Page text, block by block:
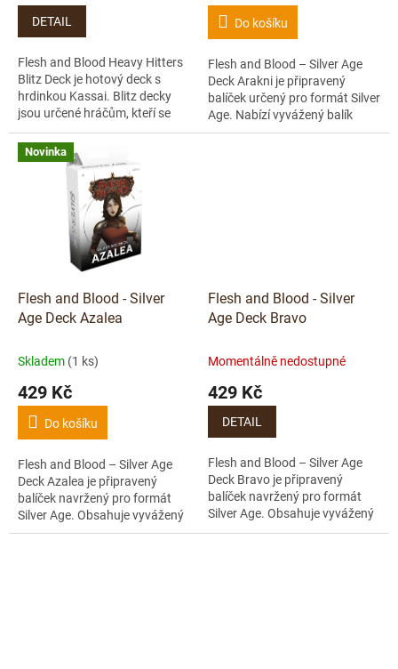
DETAIL
Flesh and Blood Heavy Hitters
Blitz Deck je hotový deck s
hrdinkou Kassai. Blitz decky
jsou určené hráčům, kteří se
chtějí s hrou Flesh and Blood
seznámit. Každý Blitz deck...
Do košíku
Flesh and Blood – Silver Age
Deck Arakni je připravený
balíček určený pro formát Silver
Age. Nabízí vyvážený balík
karet, se kterým můžeš začít
Novinka
Flesh and Blood - Silver
Age Deck Azalea
Skladem (1 ks)
429 Kč
Do košíku
Flesh and Blood – Silver Age
Deck Azalea je připravený
balíček navržený pro formát
Silver Age. Obsahuje vyvážený
balík karet, se kterým můžeš
Flesh and Blood - Silver
Age Deck Bravo
Momentálně nedostupné
429 Kč
DETAIL
Flesh and Blood – Silver Age
Deck Bravo je připravený
balíček navržený pro formát
Silver Age. Obsahuje vyvážený
balík karet, se kterým můžeš